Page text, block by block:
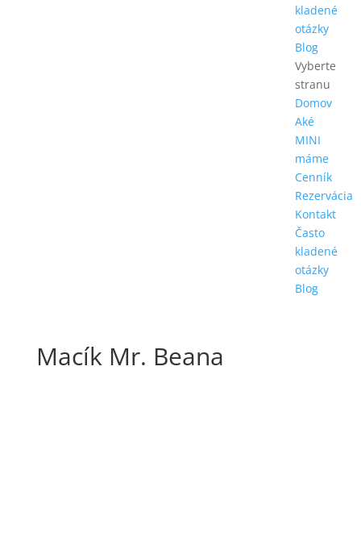
kladené
otázky
Blog
Vyberte
stranu
Domov
Aké
MINI
máme
Cenník
Rezervácia
Kontakt
Často
kladené
otázky
Blog
Macík Mr. Beana